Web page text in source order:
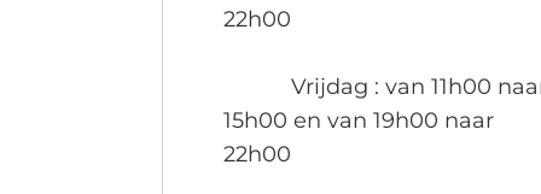
22h00
Vrijdag : van 11h00
15h00 en van 19h00 naar
22h00